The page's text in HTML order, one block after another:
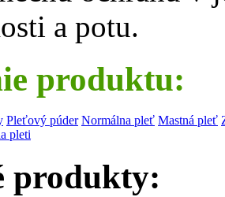
a potu.
produktu:
Pleťový púder Normálna pleť Mastná pleť
pleti
produkty: